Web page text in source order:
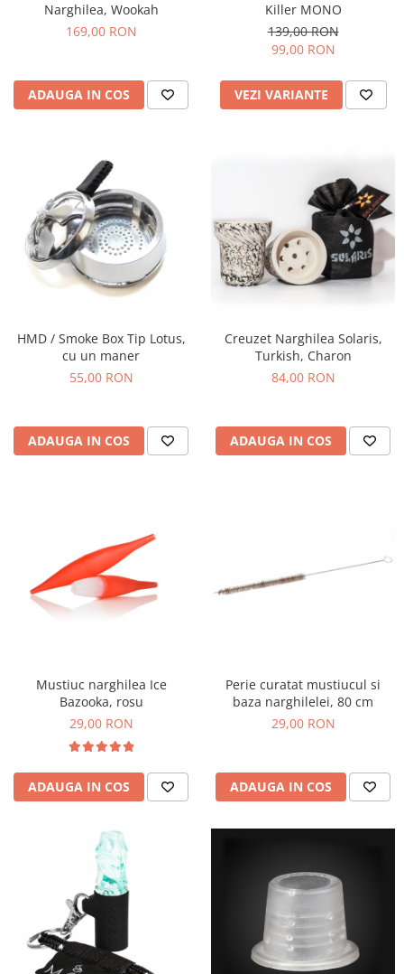
Narghilea, Wookah
169,00 RON
ADAUGA IN COS
Killer MONO
139,00 RON
99,00 RON
VEZI VARIANTE
HMD / Smoke Box Tip Lotus,
cu un maner
55,00 RON
ADAUGA IN COS
Creuzet Narghilea Solaris,
Turkish, Charon
84,00 RON
ADAUGA IN COS
Mustiuc narghilea Ice
Bazooka, rosu
29,00 RON
ADAUGA IN COS
Perie curatat mustiucul si
baza narghilelei, 80 cm
29,00 RON
ADAUGA IN COS